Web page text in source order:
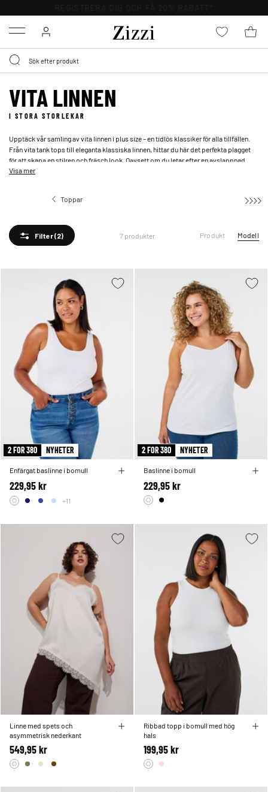
Menu
VITA LINNEN
I STORA STORLEKAR
Upptäck vår samling av vita linnen i plus size – en tidlös klassiker för alla tillfällen.
Från vita tank tops till eleganta klassiska linnen, hittar du här det perfekta plagget
för att skapa en stilren och fräsch look. Oavsett om du letar efter en avslappnad
sommaroutfit eller en mer sofistikerad stil, har vi det vita linnet i plus size som
Visa mer
Toppar
Filter(2) 7 produkter Produkt Modell
2 FOR 380 NYHETER
Enfärgat baslinne i bomull
229,95 kr
+11
2 FOR 380 NYHETER
Baslinne i bomull
229,95 kr
Linne med spets och
asymmetrisk nederkant
549,95 kr
Ribbad topp i bomull med hög
hals
199,95 kr